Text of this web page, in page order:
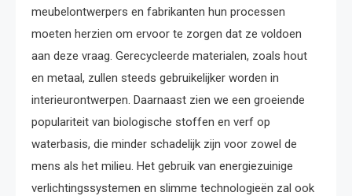
meubelontwerpers en fabrikanten hun processen
moeten herzien om ervoor te zorgen dat ze voldoen
aan deze vraag. Gerecycleerde materialen, zoals hout
en metaal, zullen steeds gebruikelijker worden in
interieurontwerpen. Daarnaast zien we een groeiende
populariteit van biologische stoffen en verf op
waterbasis, die minder schadelijk zijn voor zowel de
mens als het milieu. Het gebruik van energiezuinige
verlichtingssystemen en slimme technologieën zal ook